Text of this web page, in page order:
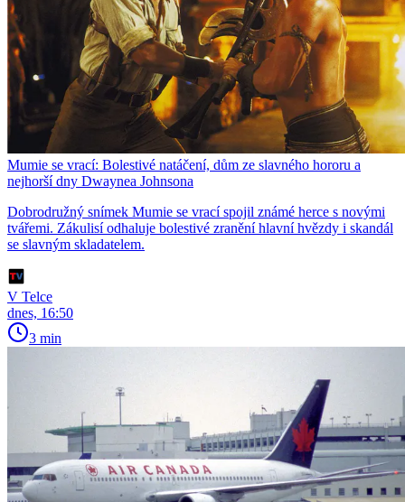
Mumie se vrací: Bolestivé natáčení, dům ze slavného hororu a
nejhorší dny Dwaynea Johnsona
Dobrodružný snímek Mumie se vrací spojil známé herce s novými
tvářemi. Zákulisí odhaluje bolestivé zranění hlavní hvězdy i skandál
se slavným skladatelem.
V Telce
dnes, 16:50
3 min